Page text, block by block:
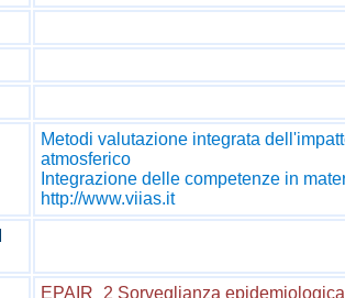
Metodi valutazione integrata
atmosferico
Integrazione delle competenze in
http://www.viias.it
EPAIR_2 Sorveglianza epidemiologica